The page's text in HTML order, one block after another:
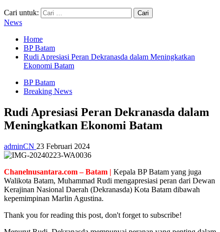
Cari untuk:
News
Home
BP Batam
Rudi Apresiasi Peran Dekranasda dalam Meningkatkan
Ekonomi Batam
BP Batam
Breaking News
Rudi Apresiasi Peran Dekranasda dalam
Meningkatkan Ekonomi Batam
adminCN 23 Februari 2024
Chanelnusantara.com – Batam | Kepala BP Batam yang juga
Walikota Batam, Muhammad Rudi mengapresiasi peran dari Dewan
Kerajinan Nasional Daerah (Dekranasda) Kota Batam dibawah
kepemimpinan Marlin Agustina.
Thank you for reading this post, don't forget to subscribe!